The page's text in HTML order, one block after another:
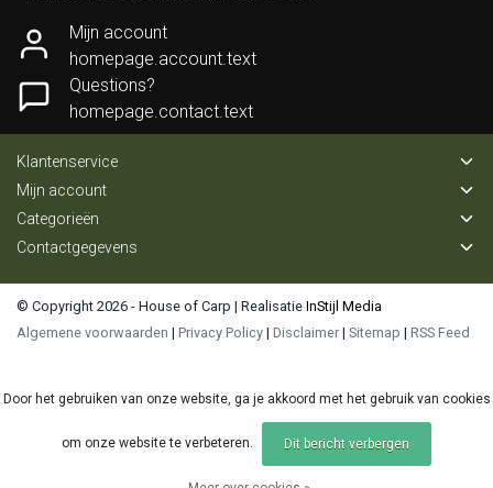
Mijn account
homepage.account.text
Questions?
homepage.contact.text
Klantenservice
Mijn account
Categorieën
Contactgegevens
© Copyright 2026 - House of Carp | Realisatie InStijl Media
Algemene voorwaarden | Privacy Policy | Disclaimer | Sitemap | RSS Feed
Door het gebruiken van onze website, ga je akkoord met het gebruik van cookies
om onze website te verbeteren. Dit bericht verbergen